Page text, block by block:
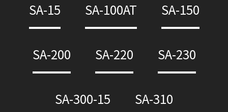
SA-15 SA-100AT SA-150
SA-200 SA-220 SA-230
SA-300-15 SA-310